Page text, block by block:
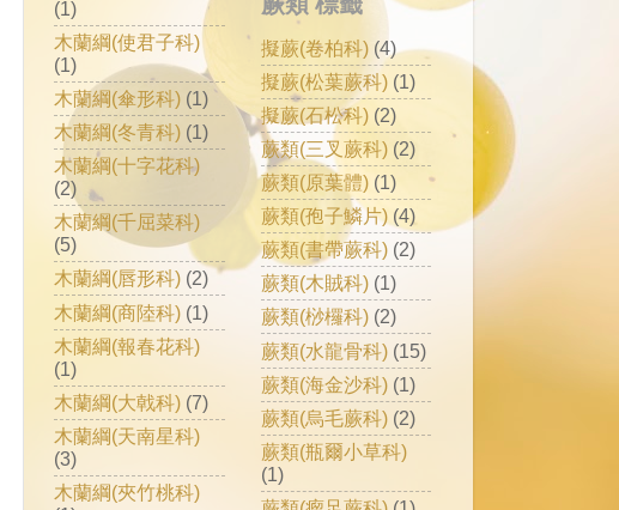
(1)
木蘭綱(使君子科)
(1)
木蘭綱(傘形科) (1)
木蘭綱(冬青科) (1)
木蘭綱(十字花科)
(2)
木蘭綱(千屈菜科)
(5)
木蘭綱(唇形科) (2)
木蘭綱(商陸科) (1)
木蘭綱(報春花科)
(1)
木蘭綱(大戟科) (7)
木蘭綱(天南星科)
(3)
木蘭綱(夾竹桃科)
擬蕨(卷柏科) (4)
擬蕨(松葉蕨科) (1)
擬蕨(石松科) (2)
蕨類(三叉蕨科) (2)
蕨類(原葉體) (1)
蕨類(孢子鱗片) (4)
蕨類(書帶蕨科) (2)
蕨類(木賊科) (1)
蕨類(桫欏科) (2)
蕨類(水龍骨科) (15)
蕨類(海金沙科) (1)
蕨類(烏毛蕨科) (2)
蕨類(瓶爾小草科)
(1)